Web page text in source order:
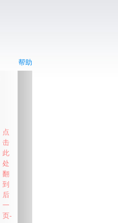
帮助
点
击
此
处
翻
到
后
一
页-